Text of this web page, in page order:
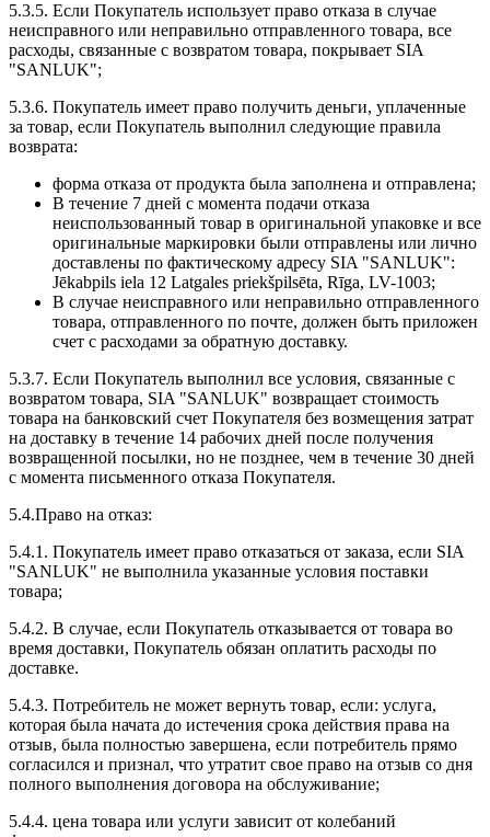
5.3.5. Если Покупатель использует право отказа в случае
неисправного или неправильно отправленного товара, все
расходы, связанные с возвратом товара, покрывает SIA
"SANLUK";
5.3.6. Покупатель имеет право получить деньги, уплаченные
за товар, если Покупатель выполнил следующие правила
возврата:
форма отказа от продукта была заполнена и отправлена;
В течение 7 дней с момента подачи отказа
неиспользованный товар в оригинальной упаковке и все
оригинальные маркировки были отправлены или лично
доставлены по фактическому адресу SIA "SANLUK":
Jēkabpils iela 12 Latgales priekšpilsēta, Rīga, LV-1003;
В случае неисправного или неправильно отправленного
товара, отправленного по почте, должен быть приложен
счет с расходами за обратную доставку.
5.3.7. Если Покупатель выполнил все условия, связанные с
возвратом товара, SIA "SANLUK" возвращает стоимость
товара на банковский счет Покупателя без возмещения затрат
на доставку в течение 14 рабочих дней после получения
возвращенной посылки, но не позднее, чем в течение 30 дней
с момента письменного отказа Покупателя.
5.4.Право на отказ:
5.4.1. Покупатель имеет право отказаться от заказа, если SIA
"SANLUK" не выполнила указанные условия поставки
товара;
5.4.2. В случае, если Покупатель отказывается от товара во
время доставки, Покупатель обязан оплатить расходы по
доставке.
5.4.3. Потребитель не может вернуть товар, если: услуга,
которая была начата до истечения срока действия права на
отзыв, была полностью завершена, если потребитель прямо
согласился и признал, что утратит свое право на отзыв со дня
полного выполнения договора на обслуживание;
5.4.4. цена товара или услуги зависит от колебаний